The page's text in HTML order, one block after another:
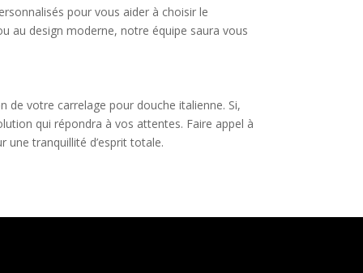
pour vous aider à choisir le
au design moderne, notre équipe saura vous
de votre carrelage pour douche italienne. Si,
qui répondra à vos attentes. Faire appel à
une tranquillité d’esprit totale.